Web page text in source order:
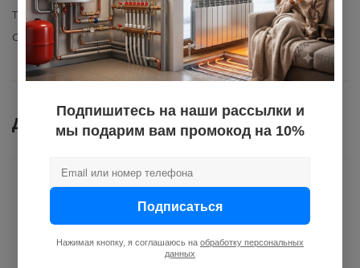
Типоразмер
Степень фильтрации, мкм.
50
Документы
Подпишитесь на наши рассылки и
мы подарим вам промокод на 10%
Подписаться
Нажимая кнопку, я соглашаюсь на обработку персональных
данных